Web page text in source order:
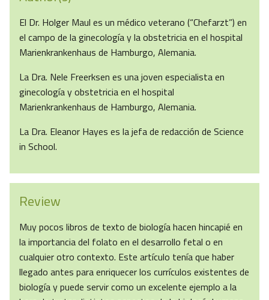
El Dr. Holger Maul es un médico veterano (“Chefarzt”) en
el campo de la ginecología y la obstetricia en el hospital
Marienkrankenhaus de Hamburgo, Alemania.
La Dra. Nele Freerksen es una joven especialista en
ginecología y obstetricia en el hospital
Marienkrankenhaus de Hamburgo, Alemania.
La Dra. Eleanor Hayes es la jefa de redacción de Science
in School.
Review
Muy pocos libros de texto de biología hacen hincapié en
la importancia del folato en el desarrollo fetal o en
cualquier otro contexto. Este artículo tenía que haber
llegado antes para enriquecer los currículos existentes de
biología y puede servir como un excelente ejemplo a la